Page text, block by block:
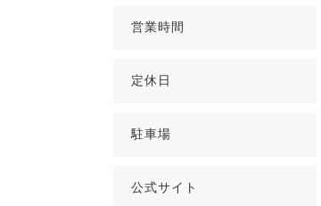
営業時間
定休日
駐車場
公式サイト